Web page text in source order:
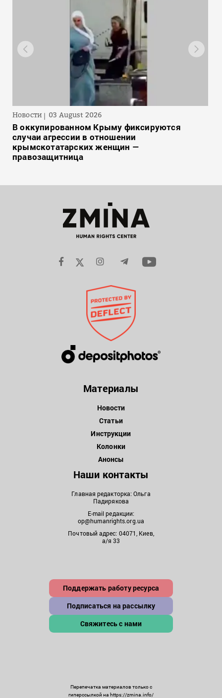
Новости 03 August 2026
В оккупированном Крыму фиксируются
случаи агрессии в отношении
крымскотатарских женщин —
правозащитница
Материалы
Новости
Статьи
Инструкции
Колонки
Анонсы
Наши контакты
Главная редакторка: Ольга
Падирякова
E-mail редакции:
op@humanrights.org.ua
Почтовый адрес: 04071, Киев,
а/я 33
Поддержать работу ресурса
Подписаться на рассылку
Свяжитесь с нами
Перепечатка материалов только с
гиперссылкой на https://zmina.info/